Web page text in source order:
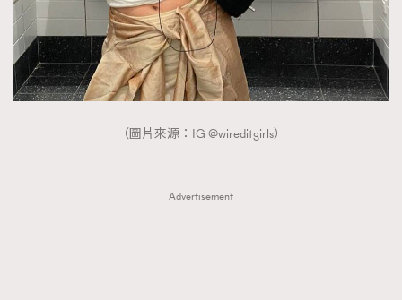
（圖片來源：IG @wireditgirls）
Advertisement